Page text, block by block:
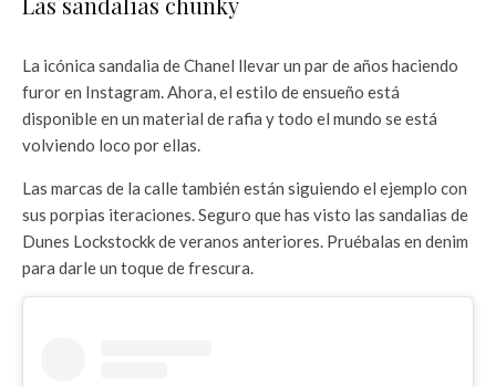
La icónica sandalia de Chanel llevar un par de años haciendo
furor en Instagram. Ahora, el estilo de ensueño está
disponible en un material de rafia y todo el mundo se está
volviendo loco por ellas.
Las marcas de la calle también están siguiendo el ejemplo con
sus porpias iteraciones. Seguro que has visto las sandalias de
Dunes Lockstockk de veranos anteriores. Pruébalas en denim
para darle un toque de frescura.